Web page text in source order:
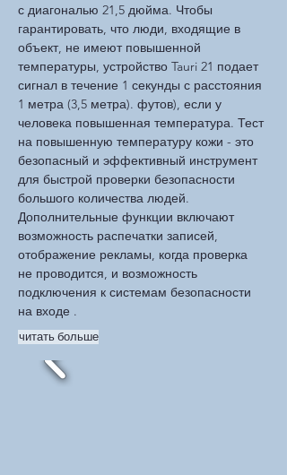
с диагональю 21,5 дюйма. Чтобы
гарантировать, что люди, входящие в
объект, не имеют повышенной
температуры, устройство Tauri 21 подает
сигнал в течение 1 секунды с расстояния
1 метра (3,5 метра). футов), если у
человека повышенная температура. Тест
на повышенную температуру кожи - это
безопасный и эффективный инструмент
для быстрой проверки безопасности
большого количества людей.
Дополнительные функции включают
возможность распечатки записей,
отображение рекламы, когда проверка
не проводится, и возможность
подключения к системам безопасности
на входе .
читать больше